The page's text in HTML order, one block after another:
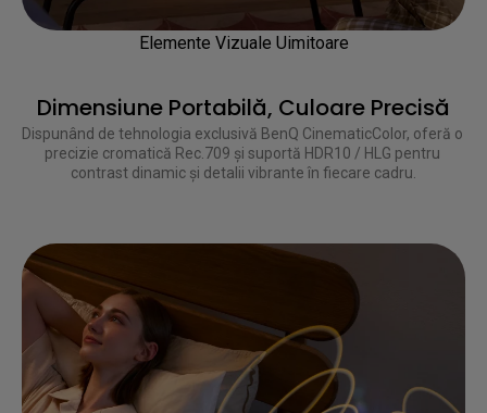
Dimensiune Portabilă, Culoare Precisă
Elemente Vizuale Uimitoare
Dispunând de tehnologia exclusivă BenQ CinematicColor, oferă o
precizie cromatică Rec.709 și suportă HDR10 / HLG pentru
contrast dinamic și detalii vibrante în fiecare cadru.